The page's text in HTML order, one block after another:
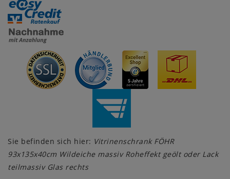
Sie befinden sich hier: Vitrinenschrank FÖHR
93x135x40cm Wildeiche massiv Roheffekt geölt oder Lack
teilmassiv Glas rechts